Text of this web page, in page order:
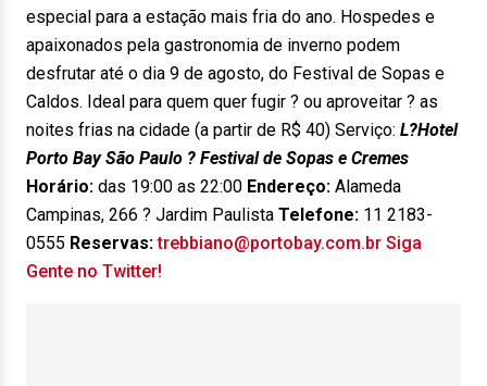
especial para a estação mais fria do ano. Hospedes e
apaixonados pela gastronomia de inverno podem
desfrutar até o dia 9 de agosto, do Festival de Sopas e
Caldos. Ideal para quem quer fugir ? ou aproveitar ? as
noites frias na cidade (a partir de R$ 40) Serviço: L?Hotel
Porto Bay São Paulo ? Festival de Sopas e Cremes
Horário: das 19:00 as 22:00 Endereço: Alameda
Campinas, 266 ? Jardim Paulista Telefone: 11 2183-
0555 Reservas: trebbiano@portobay.com.br Siga
Gente no Twitter!